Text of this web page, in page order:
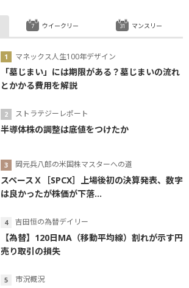
マネックス人生100年デザイン
「墓じまい」には期限がある？墓じまいの流れ
とかかる費用を解説
ストラテジーレポート
半導体株の調整は底値をつけたか
岡元兵八郎の米国株マスターへの道
スペースＸ［SPCX］上場後初の決算発表、数字
は良かったが株価が下落...
吉田恒の為替デイリー
【為替】120日MA（移動平均線）割れが示す円
売り取引の損失
市況概況
ウイークリー マンスリー